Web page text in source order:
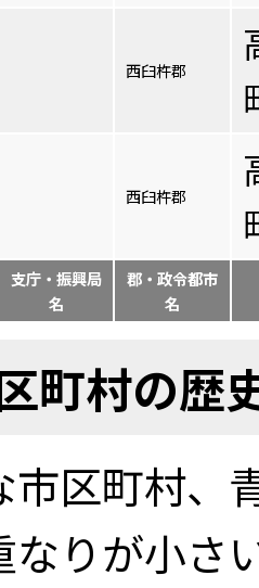
西臼杵郡
西臼杵郡
支庁・振興局
名
郡・政令都市
名
町村の歴
市区町村、
なりが小さ